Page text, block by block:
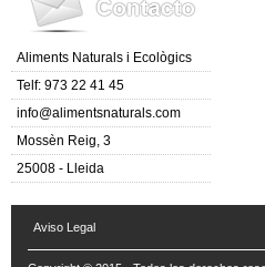
Aliments Naturals i Ecològics
Telf: 973 22 41 45
info@alimentsnaturals.com
Mossèn Reig, 3
25008 - Lleida
Aviso Legal